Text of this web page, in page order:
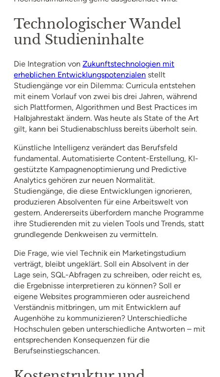
Technologischer Wandel
und Studieninhalte
Die Integration von Zukunftstechnologien mit
erheblichen Entwicklungspotenzialen stellt
Studiengänge vor ein Dilemma: Curricula entstehen
mit einem Vorlauf von zwei bis drei Jahren, während
sich Plattformen, Algorithmen und Best Practices im
Halbjahrestakt ändern. Was heute als State of the Art
gilt, kann bei Studienabschluss bereits überholt sein.
Künstliche Intelligenz verändert das Berufsfeld
fundamental. Automatisierte Content-Erstellung, KI-
gestützte Kampagnenoptimierung und Predictive
Analytics gehören zur neuen Normalität.
Studiengänge, die diese Entwicklungen ignorieren,
produzieren Absolventen für eine Arbeitswelt von
gestern. Andererseits überfordern manche Programme
ihre Studierenden mit zu vielen Tools und Trends, statt
grundlegende Denkweisen zu vermitteln.
Die Frage, wie viel Technik ein Marketingstudium
verträgt, bleibt ungeklärt. Soll ein Absolvent in der
Lage sein, SQL-Abfragen zu schreiben, oder reicht es,
die Ergebnisse interpretieren zu können? Soll er
eigene Websites programmieren oder ausreichend
Verständnis mitbringen, um mit Entwicklern auf
Augenhöhe zu kommunizieren? Unterschiedliche
Hochschulen geben unterschiedliche Antworten – mit
entsprechenden Konsequenzen für die
Berufseinstiegschancen.